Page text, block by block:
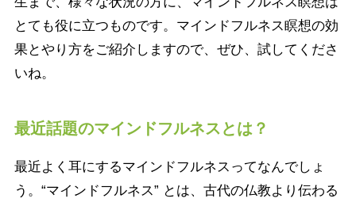
とても役に立つものです。マインドフルネス瞑想の効
果とやり方をご紹介しますので、ぜひ、試してくださ
いね。
最近話題のマインドフルネスとは？
最近よく耳にするマインドフルネスってなんでしょ
う。“マインドフルネス” とは、古代の仏教より伝わる